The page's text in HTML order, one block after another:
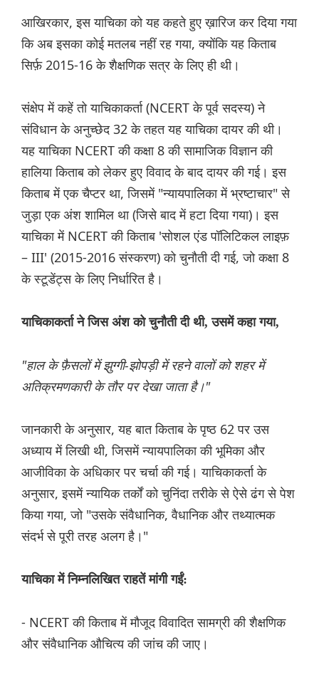
आखिरकार, इस याचिका को यह कहते हुए ख़ारिज कर दिया गया
कि अब इसका कोई मतलब नहीं रह गया, क्योंकि यह किताब
सिर्फ़ 2015-16 के शैक्षणिक सत्र के लिए ही थी।
संक्षेप में कहें तो याचिकाकर्ता (NCERT के पूर्व सदस्य) ने
संविधान के अनुच्छेद 32 के तहत यह याचिका दायर की थी।
यह याचिका NCERT की कक्षा 8 की सामाजिक विज्ञान की
हालिया किताब को लेकर हुए विवाद के बाद दायर की गई। इस
किताब में एक चैप्टर था, जिसमें "न्यायपालिका में भ्रष्टाचार" से
जुड़ा एक अंश शामिल था (जिसे बाद में हटा दिया गया)। इस
याचिका में NCERT की किताब 'सोशल एंड पॉलिटिकल लाइफ़
– III' (2015-2016 संस्करण) को चुनौती दी गई, जो कक्षा 8
के स्टूडेंट्स के लिए निर्धारित है।
याचिकाकर्ता ने जिस अंश को चुनौती दी थी, उसमें कहा गया,
"हाल के फ़ैसलों में झुग्गी-झोपड़ी में रहने वालों को शहर में
अतिक्रमणकारी के तौर पर देखा जाता है।"
जानकारी के अनुसार, यह बात किताब के पृष्ठ 62 पर उस
अध्याय में लिखी थी, जिसमें न्यायपालिका की भूमिका और
आजीविका के अधिकार पर चर्चा की गई। याचिकाकर्ता के
अनुसार, इसमें न्यायिक तर्कों को चुनिंदा तरीके से ऐसे ढंग से पेश
किया गया, जो "उसके संवैधानिक, वैधानिक और तथ्यात्मक
संदर्भ से पूरी तरह अलग है।"
याचिका में निम्नलिखित राहतें मांगी गईं:
- NCERT की किताब में मौजूद विवादित सामग्री की शैक्षणिक
और संवैधानिक औचित्य की जांच की जाए।